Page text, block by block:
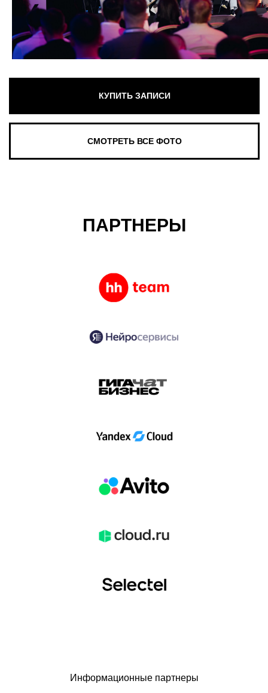
ПАРТНЕРЫ
Информационные партнеры